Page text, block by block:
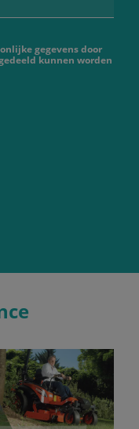
gegevens door
kunnen worden